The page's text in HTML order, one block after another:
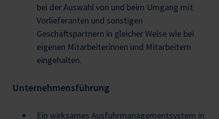
bei der Auswahl von und beim Umgang mit
Vorlieferanten und sonstigen
Geschäftspartnern in gleicher Weise wie bei
eigenen Mitarbeiterinnen und Mitarbeitern
eingehalten.
Unternehmensführung
Ein wirksames Ausfuhrmanagementsystem in